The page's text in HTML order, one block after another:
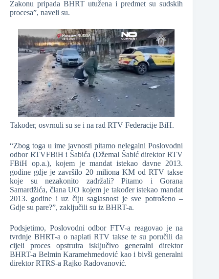
Zakonu pripada BHRT utužena i predmet su sudskih
procesa”, naveli su.
Također, osvrnuli su se i na rad RTV Federacije BiH.
“Zbog toga u ime javnosti pitamo nelegalni Poslovodni
odbor RTVFBiH i Šabića (Džemal Šabić direktor RTV
FBiH op.a.), kojem je mandat istekao davne 2013.
godine gdje je završilo 20 miliona KM od RTV takse
koje su nezakonito zadržali? Pitamo i Gorana
Samardžića, člana UO kojem je također istekao mandat
2013. godine i uz čiju saglasnost je sve potrošeno –
Gdje su pare?”, zaključili su iz BHRT-a.
Podsjetimo, Poslovodni odbor FTV-a reagovao je na
tvrdnje BHRT-a o naplati RTV takse te su poručili da
cijeli proces opstruira isključivo generalni direktor
BHRT-a Belmin Karamehmedović kao i bivši generalni
direktor RTRS-a Rajko Radovanović.